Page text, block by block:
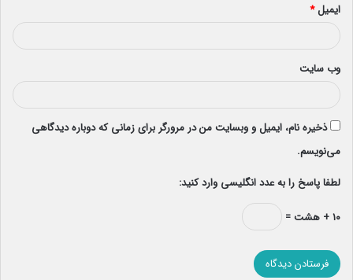
ایمیل*
وب‌ سایت
ذخیره نام، ایمیل و وبسایت من در مرورگر برای زمانی که دوباره دیدگاهی
می‌نویسم.
لطفا پاسخ را به عدد انگلیسی وارد کنید:
۱۰ + هشت =